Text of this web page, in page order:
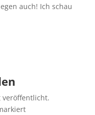
auch! Ich schau
veröffentlicht.